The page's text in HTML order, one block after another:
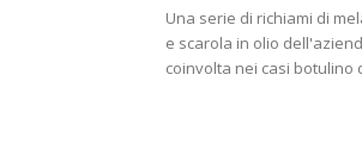
Una serie di richiami di
e scarola in olio
coinvolta nei casi botulino